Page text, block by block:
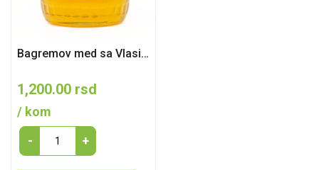
Bagremov med sa Vlasine – Planinski 100% prirodni med
1,200.00 rsd
/ kom
Bagremov
med
- +